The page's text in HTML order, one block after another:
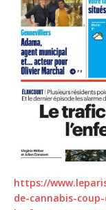
https://
de-cannabis-